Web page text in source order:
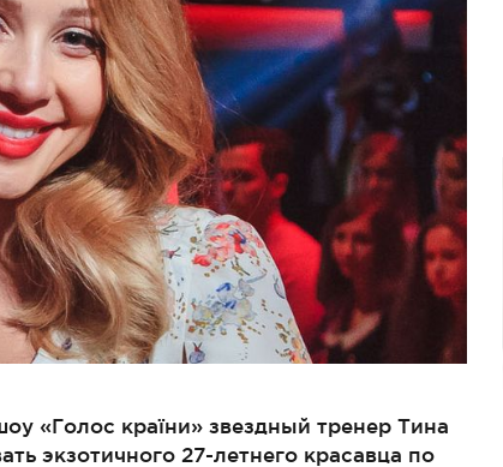
«Голос країни» звездный тренер Тина
экзотичного 27-летнего красавца по